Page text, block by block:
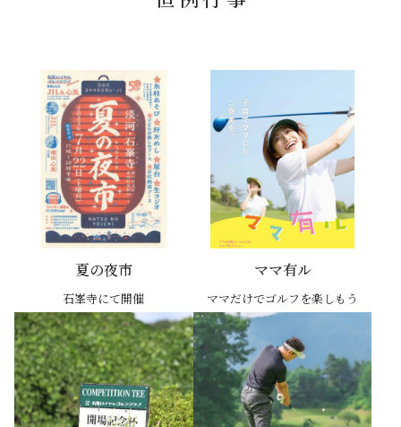
夏の夜市
⽯峯寺にて開催
ママ有ル
ママだけでゴルフを楽しもう